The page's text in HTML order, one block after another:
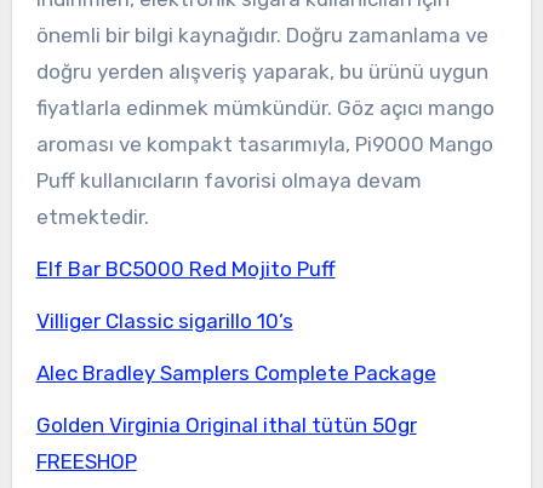
önemli bir bilgi kaynağıdır. Doğru zamanlama ve
doğru yerden alışveriş yaparak, bu ürünü uygun
fiyatlarla edinmek mümkündür. Göz açıcı mango
aroması ve kompakt tasarımıyla, Pi9000 Mango
Puff kullanıcıların favorisi olmaya devam
etmektedir.
Elf Bar BC5000 Red Mojito Puff
Villiger Classic sigarillo 10’s
Alec Bradley Samplers Complete Package
Golden Virginia Original ithal tütün 50gr
FREESHOP